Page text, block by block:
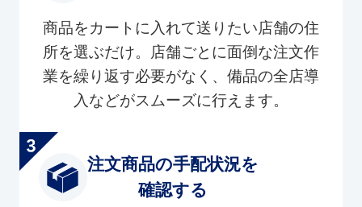
商品をカートに入れて送りたい店舗の住
所を選ぶだけ。店舗ごとに面倒な注文作
業を繰り返す必要がなく、備品の全店導
入などがスムーズに行えます。
注文商品の手配状況を
確認する